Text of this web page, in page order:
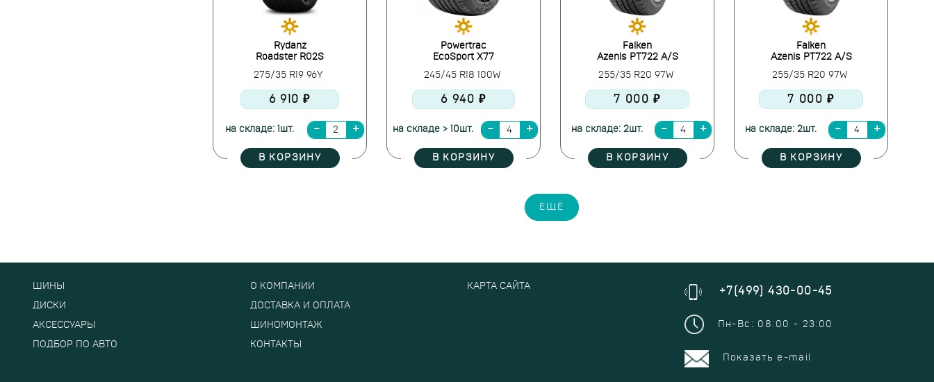
Rydanz
Roadster R02S
275/35 R19 96Y
6 910 ₽
на складе: 1шт.
В КОРЗИНУ
Powertrac
EcoSport X77
245/45 R18 100W
6 940 ₽
на складе > 10шт.
В КОРЗИНУ
Falken
Azenis PT722 A/S
255/35 R20 97W
7 000 ₽
на складе: 2шт.
В КОРЗИНУ
Falken
Azenis PT722 A/S
255/35 R20 97W
7 000 ₽
на складе: 2шт.
В КОРЗИНУ
ЕЩЁ
ШИНЫ
ДИСКИ
АКСЕССУАРЫ
ПОДБОР ПО АВТО
О КОМПАНИИ
ДОСТАВКА И ОПЛАТА
ШИНОМОНТАЖ
КОНТАКТЫ
КАРТА САЙТА +7(499) 430-00-45
Пн-Вс: 08:00 - 23:00
Показать e-mail